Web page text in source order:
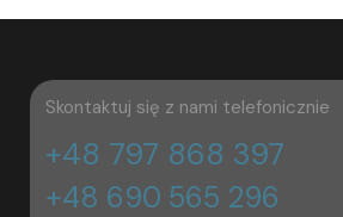
Skontaktuj się z nami telefonicznie
+48 797 868 397
+48 690 565 296